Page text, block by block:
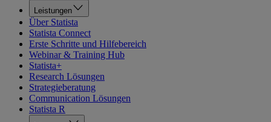
Leistungen
Über Statista
Statista Connect
Erste Schritte und Hilfebereich
Webinar & Training Hub
Statista+
Research Lösungen
Strategieberatung
Communication Lösungen
Statista R